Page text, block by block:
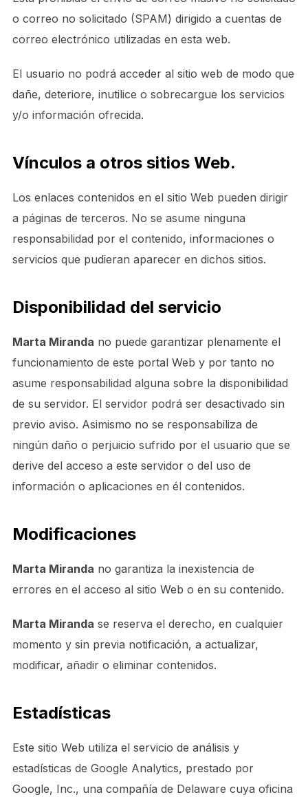
o correo no solicitado (SPAM) dirigido a cuentas de
correo electrónico utilizadas en esta web.
El usuario no podrá acceder al sitio web de modo que
dañe, deteriore, inutilice o sobrecargue los servicios
y/o información ofrecida.
Vínculos a otros sitios Web.
Los enlaces contenidos en el sitio Web pueden dirigir
a páginas de terceros. No se asume ninguna
responsabilidad por el contenido, informaciones o
servicios que pudieran aparecer en dichos sitios.
Disponibilidad del servicio
Marta Miranda no puede garantizar plenamente el
funcionamiento de este portal Web y por tanto no
asume responsabilidad alguna sobre la disponibilidad
de su servidor. El servidor podrá ser desactivado sin
previo aviso. Asimismo no se responsabiliza de
ningún daño o perjuicio sufrido por el usuario que se
derive del acceso a este servidor o del uso de
información o aplicaciones en él contenidos.
Modificaciones
Marta Miranda no garantiza la inexistencia de
errores en el acceso al sitio Web o en su contenido.
Marta Miranda se reserva el derecho, en cualquier
momento y sin previa notificación, a actualizar,
modificar, añadir o eliminar contenidos.
Estadísticas
Este sitio Web utiliza el servicio de análisis y
estadísticas de Google Analytics, prestado por
Google, Inc., una compañía de Delaware cuya oficina